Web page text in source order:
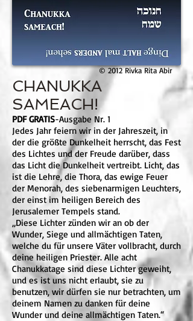
© 2012 Rivka Rita Abir
CHANUKKA
SAMEACH!
PDF GRATIS-Ausgabe Nr. 1
Jedes Jahr feiern wir in der Jah­res­zeit, in
der die größte Dun­kelheit herrscht, das Fest
des Lichtes und der Freude da­rü­ber, dass
das Licht die Dun­kel­heit vertreibt. Licht, das
ist die Leh­re, die Thora, das ewige Feu­er
der Menorah, des siebenarmigen Leuch­ters,
der einst im heiligen Bereich des
Jerusalemer Tempels stand.
„Diese Lichter zünden wir an ob der
Wunder, Siege und all­mäch­tigen Taten,
welche du für unsere Väter vollbracht, durch
deine heiligen Priester. Alle acht
Chanukkatage sind diese Lich­ter geweiht,
und es ist uns nicht erlaubt, sie zu
benutzen, wir dürfen sie nur betrachten, um
deinem Namen zu danken für deine
Wunder und deine all­mäch­tigen Taten.“